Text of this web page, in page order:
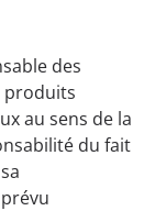
des
produits
au sens de la
du fait